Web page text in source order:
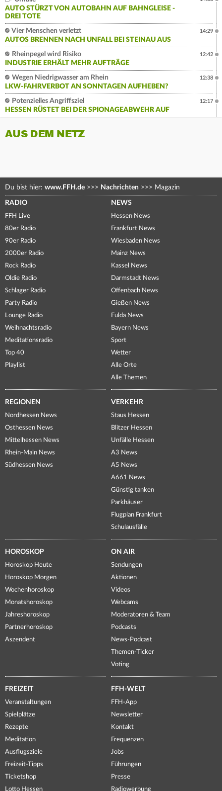
AUTO STÜRZT VON AUTOBAHN AUF BAHNGLEISE -
DREI TOTE
Vier Menschen verletzt
AUTOS BRENNEN NACH UNFALL BEI STEINAU AUS
14:29
Rheinpegel wird Risiko
INDUSTRIE ERHÄLT MEHR AUFTRÄGE
12:42
Wegen Niedrigwasser am Rhein
LKW-FAHRVERBOT AN SONNTAGEN AUFHEBEN?
12:38
Potenzielles Angriffsziel
HESSEN RÜSTET BEI DER SPIONAGEABWEHR AUF
12:17
AUS DEM NETZ
Du bist hier: www.FFH.de >>> Nachrichten >>> Magazin
RADIO
FFH Live
80er Radio
90er Radio
2000er Radio
Rock Radio
Oldie Radio
Schlager Radio
Party Radio
Lounge Radio
Weihnachtsradio
Meditationsradio
Top 40
Playlist
NEWS
Hessen News
Frankfurt News
Wiesbaden News
Mainz News
Kassel News
Darmstadt News
Offenbach News
Gießen News
Fulda News
Bayern News
Sport
Wetter
Alle Orte
Alle Themen
REGIONEN
Nordhessen News
Osthessen News
Mittelhessen News
Rhein-Main News
Südhessen News
VERKEHR
Staus Hessen
Blitzer Hessen
Unfälle Hessen
A3 News
A5 News
A661 News
Günstig tanken
Parkhäuser
Flugplan Frankfurt
Schulausfälle
HOROSKOP
Horoskop Heute
Horoskop Morgen
Wochenhoroskop
Monatshoroskop
Jahreshoroskop
Partnerhoroskop
Aszendent
ON AIR
Sendungen
Aktionen
Videos
Webcams
Moderatoren & Team
Podcasts
News-Podcast
Themen-Ticker
Voting
FREIZEIT
Veranstaltungen
Spielplätze
Rezepte
Meditation
Ausflugsziele
Freizeit-Tipps
Ticketshop
Lotto Hessen
FFH-WELT
FFH-App
Newsletter
Kontakt
Frequenzen
Jobs
Führungen
Presse
Radiowerbung